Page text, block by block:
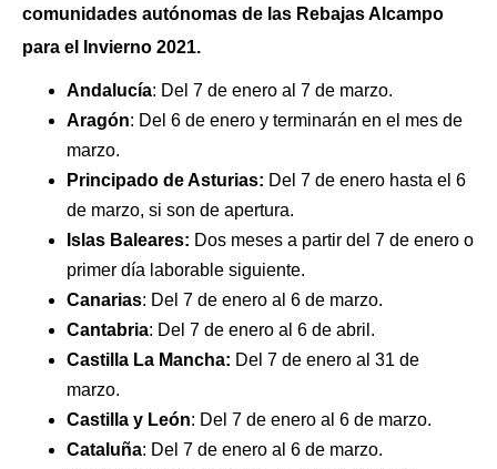
comunidades autónomas de las Rebajas Alcampo
para el Invierno 2021.
Andalucía: Del 7 de enero al 7 de marzo.
Aragón: Del 6 de enero y terminarán en el mes de
marzo.
Principado de Asturias: Del 7 de enero hasta el 6
de marzo, si son de apertura.
Islas Baleares: Dos meses a partir del 7 de enero o
primer día laborable siguiente.
Canarias: Del 7 de enero al 6 de marzo.
Cantabria: Del 7 de enero al 6 de abril.
Castilla La Mancha: Del 7 de enero al 31 de
marzo.
Castilla y León: Del 7 de enero al 6 de marzo.
Cataluña: Del 7 de enero al 6 de marzo.